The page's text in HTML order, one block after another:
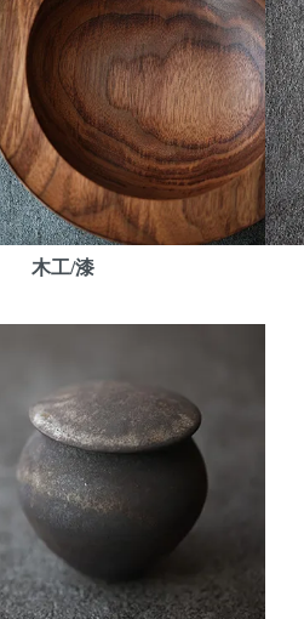
木工/漆